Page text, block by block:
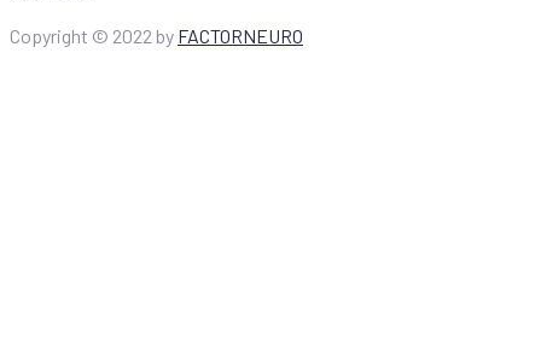
Copyright © 2022 by FACTORNEURO